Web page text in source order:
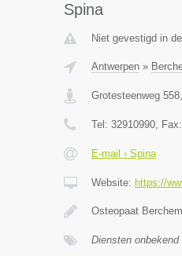
Spina
Niet gevestigd in
Antwerpen»
Grotesteenweg 558,
Tel: 32910990, Fax:
E-mail › Spina
Website: https://
Osteopaat
Diensten onbekend